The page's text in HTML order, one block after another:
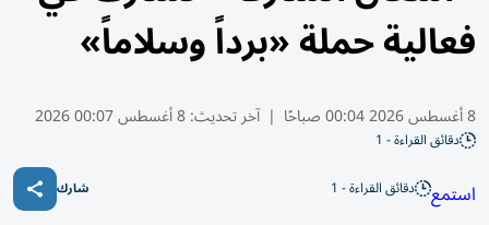
فعالية حملة «برداً وسلاماً»
8 أغسطس 2026 00:04 صباحًا | آخر تحديث:8 أغسطس 00:07 2026
دقائق القراءة - 1
استمع دقائق القراءة - 1 شارك